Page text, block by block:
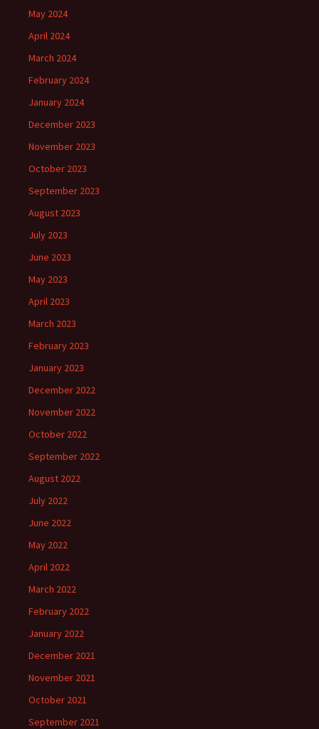
May 2024
April 2024
March 2024
February 2024
January 2024
December 2023
November 2023
October 2023
September 2023
August 2023
July 2023
June 2023
May 2023
April 2023
March 2023
February 2023
January 2023
December 2022
November 2022
October 2022
September 2022
August 2022
July 2022
June 2022
May 2022
April 2022
March 2022
February 2022
January 2022
December 2021
November 2021
October 2021
September 2021